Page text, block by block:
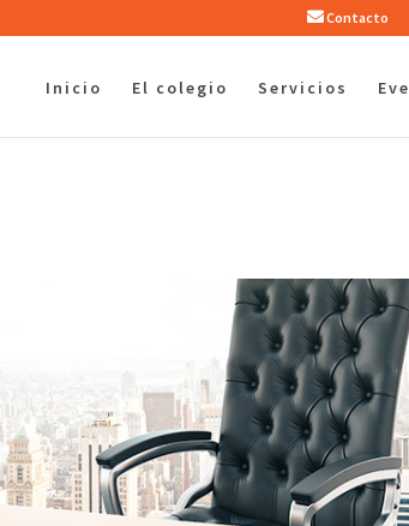
Contacto
Inicio El colegio Servicios